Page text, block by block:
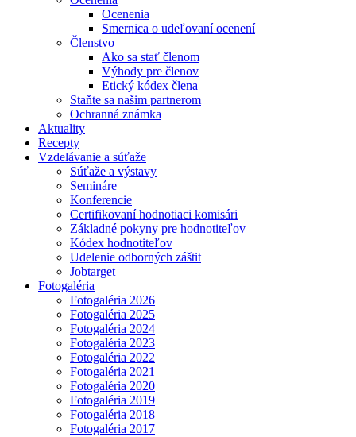
Ocenenia
Smernica o udeľovaní ocenení
Členstvo
Ako sa stať členom
Výhody pre členov
Etický kódex člena
Staňte sa našim partnerom
Ochranná známka
Aktuality
Recepty
Vzdelávanie a súťaže
Súťaže a výstavy
Semináre
Konferencie
Certifikovaní hodnotiaci komisári
Základné pokyny pre hodnotiteľov
Kódex hodnotiteľov
Udelenie odborných záštit
Jobtarget
Fotogaléria
Fotogaléria 2026
Fotogaléria 2025
Fotogaléria 2024
Fotogaléria 2023
Fotogaléria 2022
Fotogaléria 2021
Fotogaléria 2020
Fotogaléria 2019
Fotogaléria 2018
Fotogaléria 2017